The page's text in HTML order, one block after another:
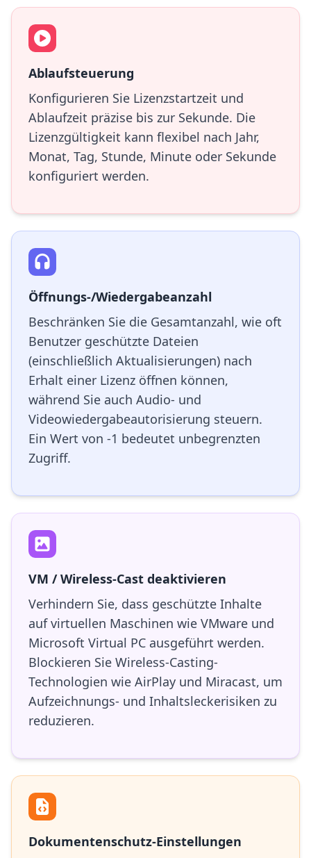
Ablaufsteuerung
Konfigurieren Sie Lizenzstartzeit und
Ablaufzeit präzise bis zur Sekunde. Die
Lizenzgültigkeit kann flexibel nach Jahr,
Monat, Tag, Stunde, Minute oder Sekunde
konfiguriert werden.
Öffnungs-/Wiedergabeanzahl
Beschränken Sie die Gesamtanzahl, wie oft
Benutzer geschützte Dateien
(einschließlich Aktualisierungen) nach
Erhalt einer Lizenz öffnen können,
während Sie auch Audio- und
Videowiedergabeautorisierung steuern.
Ein Wert von -1 bedeutet unbegrenzten
Zugriff.
VM / Wireless-Cast deaktivieren
Verhindern Sie, dass geschützte Inhalte
auf virtuellen Maschinen wie VMware und
Microsoft Virtual PC ausgeführt werden.
Blockieren Sie Wireless-Casting-
Technologien wie AirPlay und Miracast, um
Aufzeichnungs- und Inhaltsleckerisiken zu
reduzieren.
Dokumentenschutz-Einstellungen